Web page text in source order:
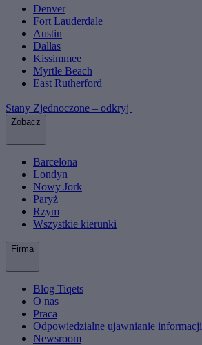
Denver
Fort Lauderdale
Austin
Dallas
Kissimmee
Myrtle Beach
East Rutherford
Stany Zjednoczone – odkryj
Zobacz
Barcelona
Londyn
Nowy Jork
Paryż
Rzym
Wszystkie kierunki
Firma
Blog Tiqets
O nas
Praca
Odpowiedzialne ujawnianie informacji
Newsroom